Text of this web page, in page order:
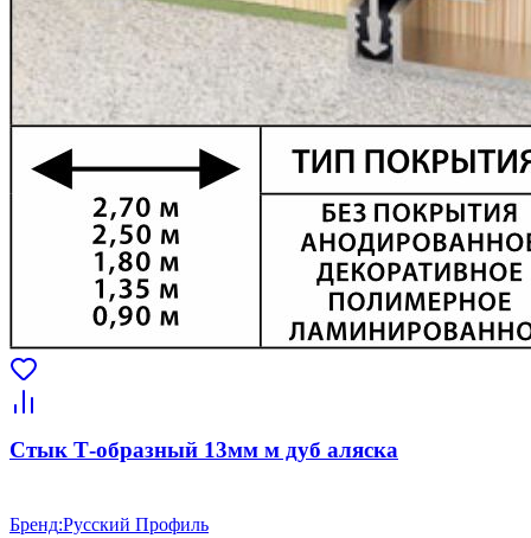
Стык Т-образный 13мм м дуб аляска
Бренд:Русский Профиль